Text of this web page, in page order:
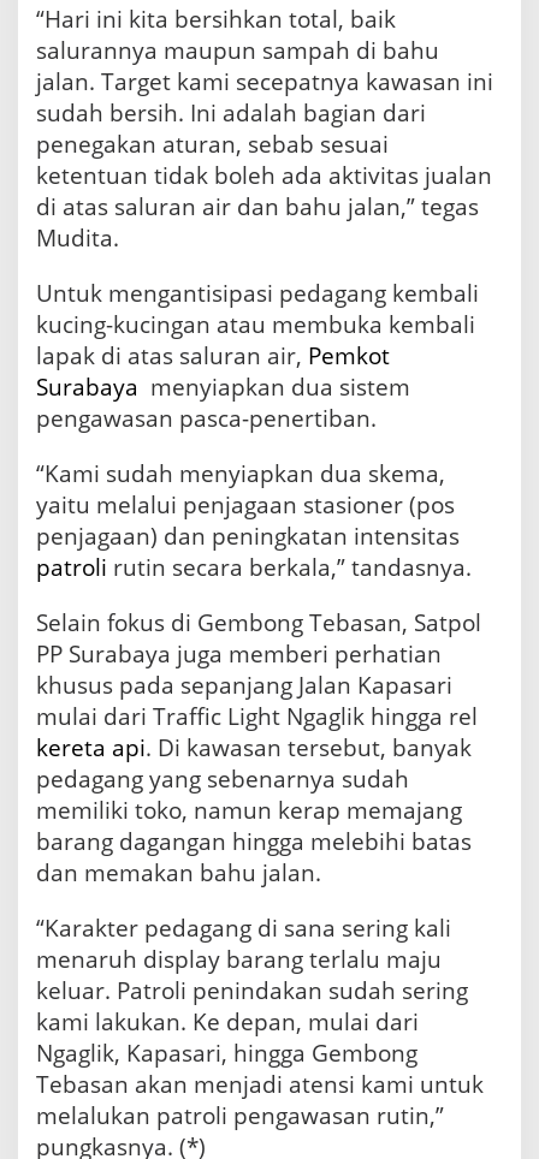
“Hari ini kita bersihkan total, baik
salurannya maupun sampah di bahu
jalan. Target kami secepatnya kawasan ini
sudah bersih. Ini adalah bagian dari
penegakan aturan, sebab sesuai
ketentuan tidak boleh ada aktivitas jualan
di atas saluran air dan bahu jalan,” tegas
Mudita.
Untuk mengantisipasi pedagang kembali
kucing-kucingan atau membuka kembali
lapak di atas saluran air, Pemkot
Surabaya menyiapkan dua sistem
pengawasan pasca-penertiban.
“Kami sudah menyiapkan dua skema,
yaitu melalui penjagaan stasioner (pos
penjagaan) dan peningkatan intensitas
patroli rutin secara berkala,” tandasnya.
Selain fokus di Gembong Tebasan, Satpol
PP Surabaya juga memberi perhatian
khusus pada sepanjang Jalan Kapasari
mulai dari Traffic Light Ngaglik hingga rel
kereta api. Di kawasan tersebut, banyak
pedagang yang sebenarnya sudah
memiliki toko, namun kerap memajang
barang dagangan hingga melebihi batas
dan memakan bahu jalan.
“Karakter pedagang di sana sering kali
menaruh display barang terlalu maju
keluar. Patroli penindakan sudah sering
kami lakukan. Ke depan, mulai dari
Ngaglik, Kapasari, hingga Gembong
Tebasan akan menjadi atensi kami untuk
melalukan patroli pengawasan rutin,”
pungkasnya. (*)